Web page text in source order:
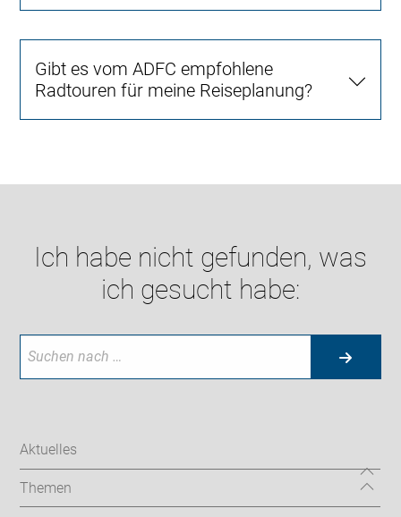
Gibt es vom ADFC empfohlene
Radtouren für meine Reiseplanung?
Ich habe nicht gefunden, was
ich gesucht habe:
Aktuelles
Themen